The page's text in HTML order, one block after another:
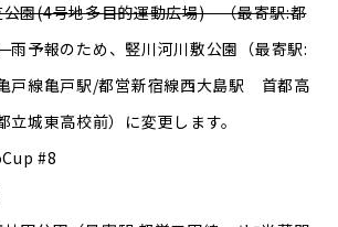
公園(4号地多目的運動広場) （最寄駅:都
雨予報のため、竪川河川敷公園（最寄駅:
戸線亀戸駅/都営新宿線西大島駅 首都高
立城東高校前）に変更します。
#8